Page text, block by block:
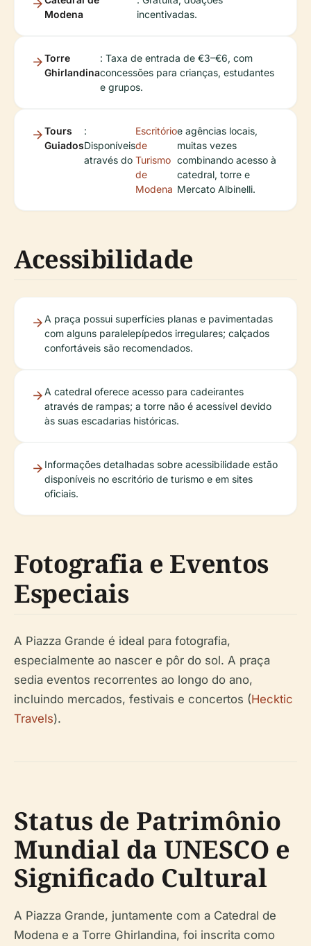
Modena
incentivadas.
Torre
Ghirlandina
: Taxa de entrada de €3–€6, com
concessões para crianças, estudantes
e grupos.
Tours
Guiados
:
Disponíveis
através do
Escritório
de
Turismo
de
Modena
e agências locais,
muitas vezes
combinando acesso à
catedral, torre e
Mercato Albinelli.
Acessibilidade
A praça possui superfícies planas e pavimentadas
com alguns paralelepípedos irregulares; calçados
confortáveis são recomendados.
A catedral oferece acesso para cadeirantes
através de rampas; a torre não é acessível devido
às suas escadarias históricas.
Informações detalhadas sobre acessibilidade estão
disponíveis no escritório de turismo e em sites
oficiais.
Fotografia e Eventos
Especiais
A Piazza Grande é ideal para fotografia,
especialmente ao nascer e pôr do sol. A praça
sedia eventos recorrentes ao longo do ano,
incluindo mercados, festivais e concertos (Hecktic
Travels).
Status de Patrimônio
Mundial da UNESCO e
Significado Cultural
A Piazza Grande, juntamente com a Catedral de
Modena e a Torre Ghirlandina, foi inscrita como